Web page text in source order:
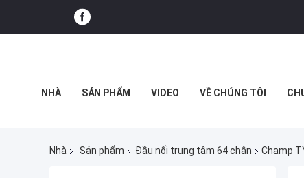
NHÀ SẢN PHẨM VIDEO VỀ CHÚNG TÔI
Nhà Sản phẩm Đầu nối trung tâm 64 chân Champ